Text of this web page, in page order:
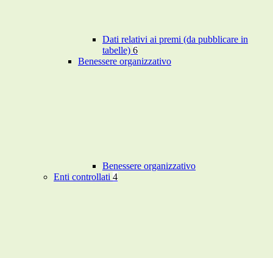
Dati relativi ai premi (da pubblicare in
tabelle) 6
Benessere organizzativo
Benessere organizzativo
Enti controllati 4